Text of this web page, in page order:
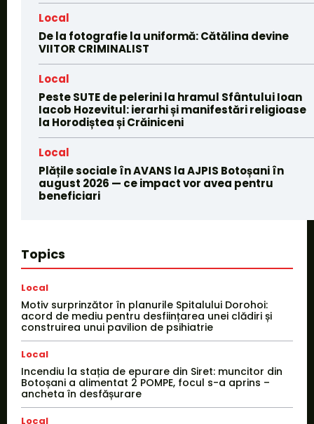
Local
De la fotografie la uniformă: Cătălina devine
VIITOR CRIMINALIST
Local
Peste SUTE de pelerini la hramul Sfântului Ioan
Iacob Hozevitul: ierarhi și manifestări religioase
la Horodiștea și Crăiniceni
Local
Plățile sociale în AVANS la AJPIS Botoșani în
august 2026 — ce impact vor avea pentru
beneficiari
Topics
Local
Motiv surprinzător în planurile Spitalului Dorohoi:
acord de mediu pentru desființarea unei clădiri și
construirea unui pavilion de psihiatrie
Local
Incendiu la stația de epurare din Siret: muncitor din
Botoșani a alimentat 2 POMPE, focul s-a aprins –
ancheta în desfășurare
Local